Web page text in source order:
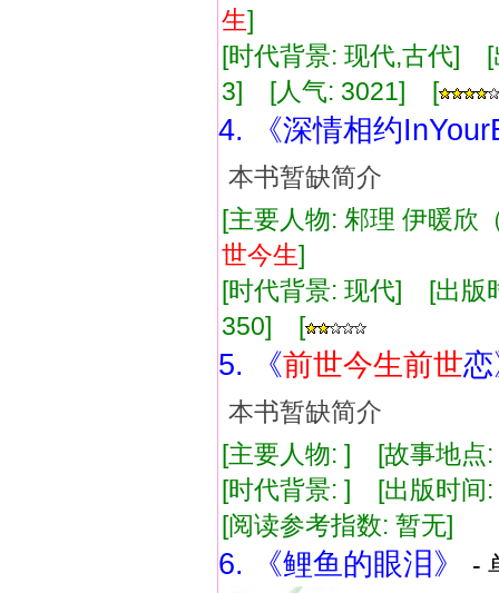
生]
[时代背景: 现代,古代]
3] [人气: 3021] [
4. 《深情相约
本书暂缺简介
[主要人物: 邾理 伊暖
世今生]
[时代背景: 现代] [出
350] [
5. 《前世今生前世
本书暂缺简介
[主要人物: ] [故事地
[时代背景: ] [出版时
[阅读参考指数: 暂无]
6. 《鲤鱼的眼泪》 -